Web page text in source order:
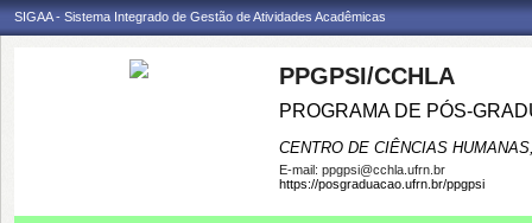
SIGAA - Sistema Integrado de Gestão de Atividades Acadêmicas
PPGPSI/CCHLA
PROGRAMA DE PÓS-
CENTRO DE CIÊNCIAS
E-mail: ppgpsi@cchla.ufrn.br
https://posgraduacao.ufrn.br/ppgpsi